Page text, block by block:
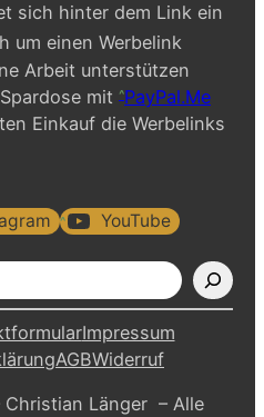
sich hinter dem Link ein
um einen Werbelink
Arbeit unterstützen
mit PayPal.Me
Einkauf die Werbelinks
YouTube
Impressum
AGBWiderruf
Länger – Alle